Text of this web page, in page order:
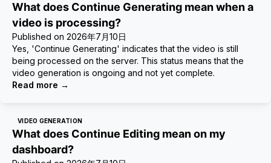
What does Continue Generating mean when a
video is processing?
Published on 2026年7月10日
Yes, 'Continue Generating' indicates that the video is still
being processed on the server. This status means that the
video generation is ongoing and not yet complete.
Read more →
VIDEO GENERATION
What does Continue Editing mean on my
dashboard?